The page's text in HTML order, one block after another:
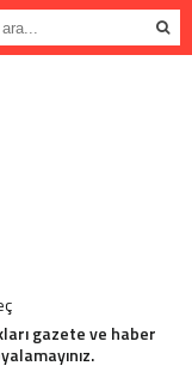
gazete ve haber